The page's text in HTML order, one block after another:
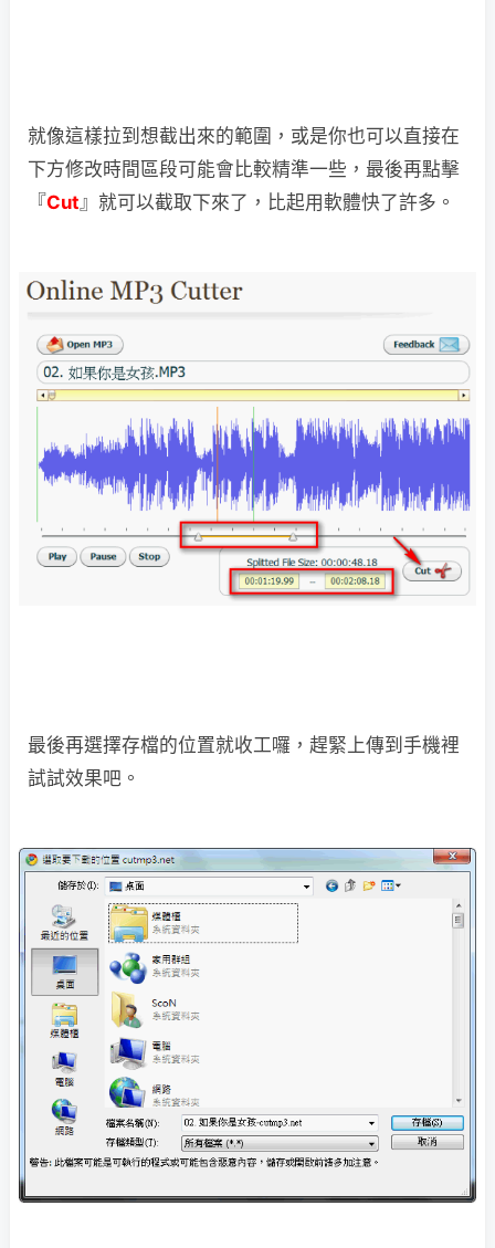
就像這樣拉到想截出來的範圍，或是你也可以直接在
下方修改時間區段可能會比較精準一些，最後再點擊
『Cut』就可以截取下來了，比起用軟體快了許多。
最後再選擇存檔的位置就收工囉，趕緊上傳到手機裡
試試效果吧。